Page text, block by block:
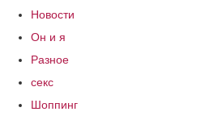
Новости
Он и я
Разное
секс
Шоппинг